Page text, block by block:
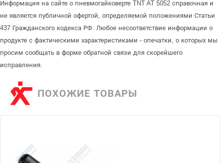
Информация на сайте о пневмогайковерте TNT AT 5052 справочная и
не является публичной офертой, определяемой положениями Статьи
437 Гражданского кодекса РФ. Любое несоответствие информации о
продукте с фактическими характеристиками - опечатки, о которых мы
просим сообщать в форме обратной связи для скорейшего
исправления.
ПОХОЖИЕ ТОВАРЫ